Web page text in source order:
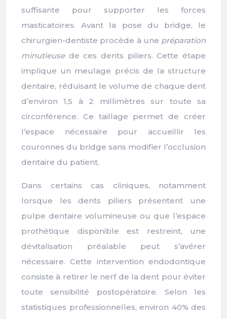
suffisante pour supporter les forces
masticatoires. Avant la pose du bridge, le
chirurgien-dentiste procède à une préparation
minutieusede ces dents piliers. Cette étape
implique un meulage précis de la structure
dentaire, réduisant le volume de chaque dent
d’environ 1,5 à 2 millimètres sur toute sa
circonférence. Ce taillage permet de créer
l’espace nécessaire pour accueillir les
couronnes du bridge sans modifier l’occlusion
dentaire du patient.
Dans certains cas cliniques, notamment
lorsque les dents piliers présentent une
pulpe dentaire volumineuse ou que l’espace
prothétique disponible est restreint, une
dévitalisation préalable peut s’avérer
nécessaire. Cette intervention endodontique
consiste à retirer le nerf de la dent pour éviter
toute sensibilité postopératoire. Selon les
statistiques professionnelles, environ 40% des